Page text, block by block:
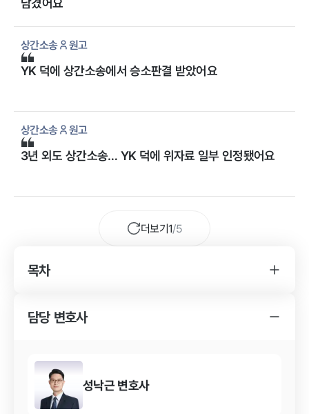
상간소송 원고
YK 덕에 상간소송에서 승소판결 받았어요
상간소송 원고
3년 외도 상간소송… YK 덕에 위자료 일부 인정됐어요
더보기1/5
목차
YK 상간소송 사건 변호사의 조력 내용
담당 변호사
성낙근 변호사